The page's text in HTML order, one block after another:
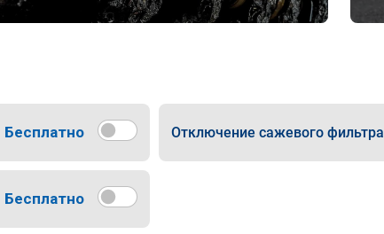
Бесплатно Отключение сажевого фильтра
Бесплатно